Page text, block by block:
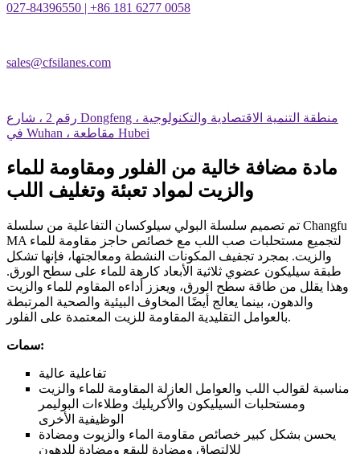
027-84396550 | +86 181 6277 0058
sales@cfsilanes.com
رقم 2 ، شارع Dongfeng ، منطقة التنمية الاقتصادية والتكنولوجية
في Wuhan ، مقاطعة Hubei
مادة مضافة خالية من الفلور ومقاومة للماء
والزيت لمواد تعبئة وتغليف اللب
تم تصميم سلسلة البولي سيلوكسان التفاعلية من سلسلة Changfu
MA لتجميع مستحلبات صب اللب مع خصائص حاجز مقاومة للماء
والزيت. بمجرد تجفيف المكونات النشطة ومعالجتها، فإنها تشكل
طبقة سيليكون عضوي ثلاثية الأبعاد كارهة للماء على سطح الورق.
وهذا يقلل من طاقة سطح الورق، ويعزز أداءه المقاوم للماء والزيت
والدهون، بينما يعالج أيضًا المخاوف البيئية والصحية المرتبطة
بالعوامل التقليدية المقاومة للزيت المعتمدة على الفلور.
سمات:
تفاعلية عالية
مناسبة لقوالب اللب والعوامل العازلة المقاومة للماء والزيت
ومستحلبات السيليكون والأكريليك وطلاءات البوليمر
الوظيفية الأخرى
يحسن بشكل كبير خصائص مقاومة الماء والزيوت ومضادة
للالتصاق ومضادة للبقع ومضادة للدهون